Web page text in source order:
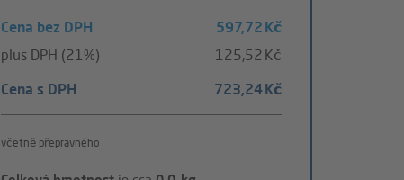
Cena bez DPH
597,72 Kč
plus DPH (21%)
125,52 Kč
Cena s DPH
723,24 Kč
včetně přepravného